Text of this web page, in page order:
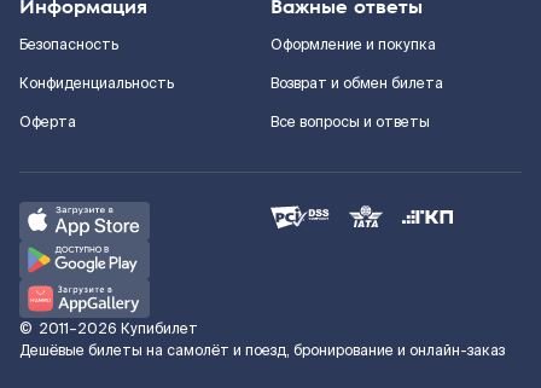
Информация
Безопасность
Конфиденциальность
Оферта
Важные ответы
Оформление и покупка
Возврат и обмен билета
Все вопросы и ответы
© 2011–2026 Купибилет
Дешёвые билеты на самолёт и поезд, бронирование и онлайн-заказ